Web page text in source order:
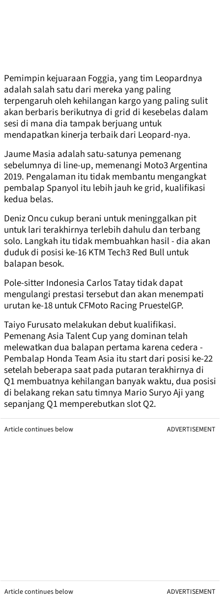
Pemimpin kejuaraan Foggia, yang tim Leopardnya
adalah salah satu dari mereka yang paling
terpengaruh oleh kehilangan kargo yang paling sulit
akan berbaris berikutnya di grid di kesebelas dalam
sesi di mana dia tampak berjuang untuk
mendapatkan kinerja terbaik dari Leopard-nya.
Jaume Masia adalah satu-satunya pemenang
sebelumnya di line-up, memenangi Moto3 Argentina
2019. Pengalaman itu tidak membantu mengangkat
pembalap Spanyol itu lebih jauh ke grid, kualifikasi
kedua belas.
Deniz Oncu cukup berani untuk meninggalkan pit
untuk lari terakhirnya terlebih dahulu dan terbang
solo. Langkah itu tidak membuahkan hasil - dia akan
duduk di posisi ke-16 KTM Tech3 Red Bull untuk
balapan besok.
Pole-sitter Indonesia Carlos Tatay tidak dapat
mengulangi prestasi tersebut dan akan menempati
urutan ke-18 untuk CFMoto Racing PruestelGP.
Taiyo Furusato melakukan debut kualifikasi.
Pemenang Asia Talent Cup yang dominan telah
melewatkan dua balapan pertama karena cedera -
Pembalap Honda Team Asia itu start dari posisi ke-22
setelah beberapa saat pada putaran terakhirnya di
Q1 membuatnya kehilangan banyak waktu, dua posisi
di belakang rekan satu timnya Mario Suryo Aji yang
sepanjang Q1 memperebutkan slot Q2.
Article continues below ADVERTISEMENT
Article continues below ADVERTISEMENT